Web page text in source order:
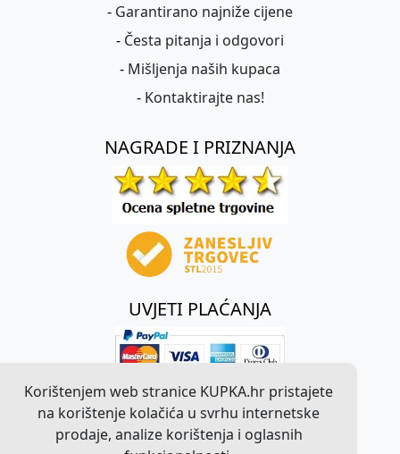
Korištenjem web stranice KUPKA.hr pristajete
na korištenje kolačića u svrhu internetske
prodaje, analize korištenja i oglasnih
- Garantirano najniže cijene
- Česta pitanja i odgovori
- Mišljenja naših kupaca
- Kontaktirajte nas!
NAGRADE I PRIZNANJA
UVJETI PLAĆANJA